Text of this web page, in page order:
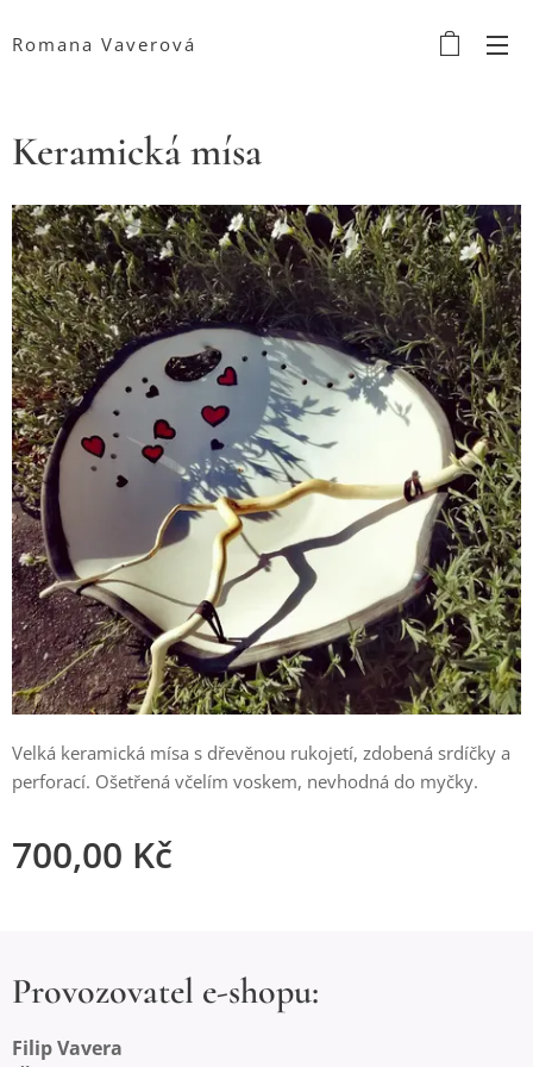
Romana Vaverová
Keramická mísa
Velká keramická mísa s dřevěnou rukojetí, zdobená srdíčky a
perforací. Ošetřená včelím voskem, nevhodná do myčky.
700,00 Kč
Provozovatel e-shopu:
Filip Vavera